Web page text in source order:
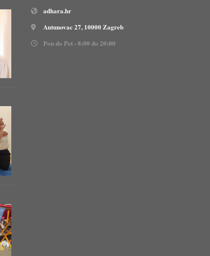
adhara.hr
Antunovac 27, 10000 Zagreb
Pon do Pet - 8:00 do 20:00